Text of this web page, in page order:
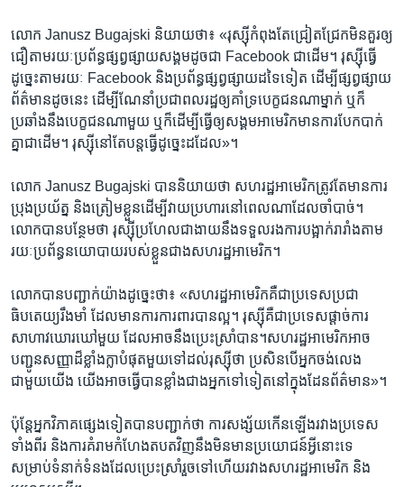
លោក Janusz Bugajski និយាយ​ថា៖ «រុស្ស៊ី​កំពុងតែ​ជ្រៀតជ្រែក​មិន​គួរ​ឲ្យ​
ជឿ​តាម​រយៈ​ប្រព័ន្ធ​ផ្សព្វផ្សាយ​សង្គម​ដូចជា Facebook ជា​ដើម។ រុស្ស៊ី​ធ្វើ​
ដូច្នេះ​តាម​រយៈ Facebook និង​ប្រព័ន្ធ​ផ្សព្វផ្សាយ​ដទៃ​ទៀត ដើម្បី​ផ្សព្វផ្សាយ​
ព័ត៌មាន​ដូច​នេះ ដើម្បី​ណែនាំ​ប្រជាពលរដ្ឋ​ឲ្យ​គាំទ្រ​បេក្ខជន​ណា​ម្នាក់ ឬ​ក៏​
ប្រឆាំង​នឹង​បេក្ខជន​ណា​មួយ ឬ​ក៏​ដើម្បី​ធ្វើ​ឲ្យ​សង្គម​អាមេរិក​មាន​ការ​បែកបាក់​
គ្នា​ជា​ដើម។ រុស្ស៊ី​នៅតែ​បន្ត​ធ្វើ​ដូច្នេះ​ដដែល»។
លោក Janusz Bugajski បាន​និយាយ​ថា សហរដ្ឋ​អាមេរិក​ត្រូវតែ​មាន​ការ​
ប្រុង​ប្រយ័ត្ន និង​ត្រៀម​ខ្លួន​ដើម្បី​វាយ​ប្រហារ​នៅ​ពេល​ណា​ដែល​ចាំបាច់។
លោក​បាន​បន្ថែម​ថា រុស្ស៊ី​ប្រហែល​ជា​ងាយ​នឹង​ទទួល​រង​ការ​បង្អាក់​រារាំង​តាម​
រយៈ​ប្រព័ន្ធ​នយោបាយ​របស់​ខ្លួន​ជាង​សហរដ្ឋ​អាមេរិក។
លោក​បាន​បញ្ជាក់​យ៉ាង​ដូច្នេះ​ថា៖ «សហរដ្ឋ​អាមេរិក​គឺ​ជា​ប្រទេស​ប្រជា
ធិបតេយ្យ​រឹងមាំ ដែល​មាន​ការ​ការពារ​បាន​ល្អ។ រុស្ស៊ី​គឺ​ជា​ប្រទេស​ផ្ដាច់ការ​
សាហាវ​ឃោរឃៅ​មួយ ដែល​អាច​នឹង​ប្រេះស្រាំ​បាន។សហរដ្ឋ​អាមេរិក​អាច​
បញ្ជូន​សញ្ញា​ដ៏​ខ្លាំងក្លា​បំផុត​មួយ​ទៅ​ដល់​រុស្ស៊ី​ថា ប្រសិនបើ​អ្នក​ចង់​លេង​
ជាមួយ​យើង យើង​អាច​ធ្វើ​បាន​ខ្លាំង​ជាង​អ្នក​ទៅ​ទៀត​នៅ​ក្នុង​ដែន​ព័ត៌មាន»។
ប៉ុន្តែ​អ្នក​វិភាគ​ផ្សេង​ទៀត​បាន​បញ្ជាក់​ថា ការ​សង្ស័យ​កើន​ឡើង​រវាង​ប្រទេស​
ទាំង​ពីរ និង​ការ​គំរាមកំហែង​តបត​វិញ​នឹង​មិន​មាន​ប្រយោជន៍​អ្វី​នោះ​ទេ​
សម្រាប់​ទំនាក់ទំនង​ដែល​ប្រេះស្រាំ​រួច​ទៅ​ហើយ​រវាង​សហរដ្ឋ​អាមេរិក និង​